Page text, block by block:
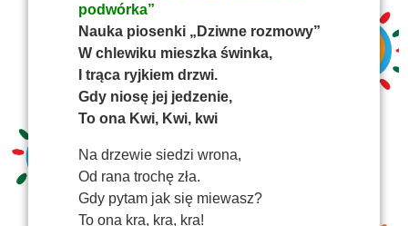
podwórka”
Nauka piosenki „Dziwne rozmowy”
W chlewiku mieszka świnka,
I trąca ryjkiem drzwi.
Gdy niosę jej jedzenie,
To ona Kwi, Kwi, kwi
Na drzewie siedzi wrona,
Od rana trochę zła.
Gdy pytam jak się miewasz?
To ona kra, kra, kra!